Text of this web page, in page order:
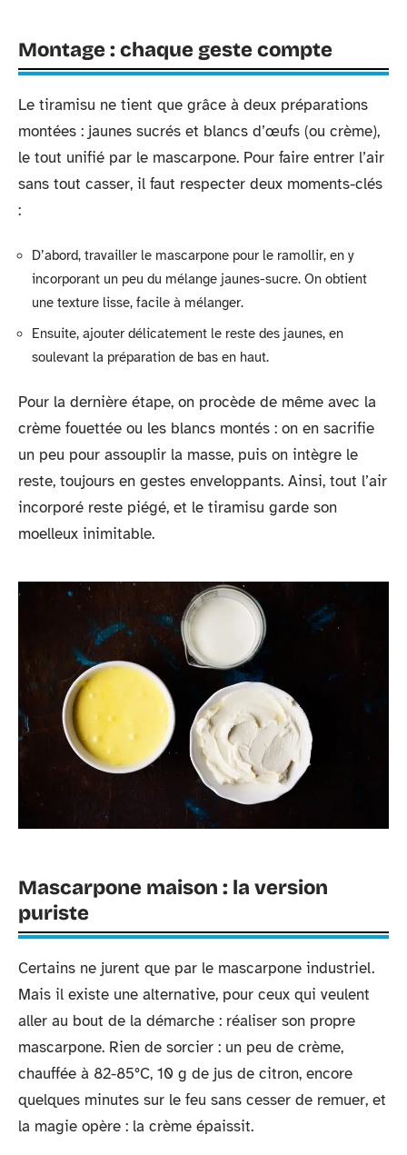
Montage : chaque geste compte
Le tiramisu ne tient que grâce à deux préparations
montées : jaunes sucrés et blancs d’œufs (ou crème),
le tout unifié par le mascarpone. Pour faire entrer l’air
sans tout casser, il faut respecter deux moments-clés
:
D’abord, travailler le mascarpone pour le ramollir, en y
incorporant un peu du mélange jaunes-sucre. On obtient
une texture lisse, facile à mélanger.
Ensuite, ajouter délicatement le reste des jaunes, en
soulevant la préparation de bas en haut.
Pour la dernière étape, on procède de même avec la
crème fouettée ou les blancs montés : on en sacrifie
un peu pour assouplir la masse, puis on intègre le
reste, toujours en gestes enveloppants. Ainsi, tout l’air
incorporé reste piégé, et le tiramisu garde son
moelleux inimitable.
Mascarpone maison : la version
puriste
Certains ne jurent que par le mascarpone industriel.
Mais il existe une alternative, pour ceux qui veulent
aller au bout de la démarche : réaliser son propre
mascarpone. Rien de sorcier : un peu de crème,
chauffée à 82-85°C, 10 g de jus de citron, encore
quelques minutes sur le feu sans cesser de remuer, et
la magie opère : la crème épaissit.